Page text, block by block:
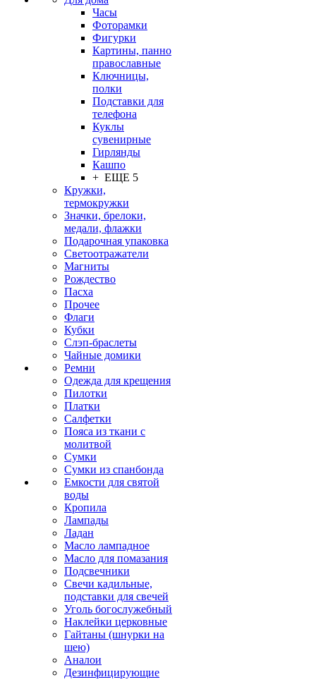
Часы
Фоторамки
Фигурки
Картины, панно
православные
Ключницы,
полки
Подставки для
телефона
Куклы
сувенирные
Гирлянды
Кашпо
+ ЕЩЕ 5
Кружки,
термокружки
Значки, брелоки,
медали, флажки
Подарочная упаковка
Светоотражатели
Магниты
Рождество
Пасха
Прочее
Флаги
Кубки
Слэп-браслеты
Чайные домики
Ремни
Одежда для крещения
Пилотки
Платки
Салфетки
Пояса из ткани с
молитвой
Сумки
Сумки из спанбонда
Емкости для святой
воды
Кропила
Лампады
Ладан
Масло лампадное
Масло для помазания
Подсвечники
Свечи кадильные,
подставки для свечей
Уголь богослужебный
Наклейки церковные
Гайтаны (шнурки на
шею)
Аналои
Дезинфицирующие